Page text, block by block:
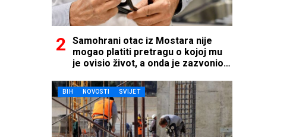
Samohrani otac iz Mostara nije
mogao platiti pretragu o kojoj mu
je ovisio život, a onda je zazvonio
BIH NOVOSTI SVIJET